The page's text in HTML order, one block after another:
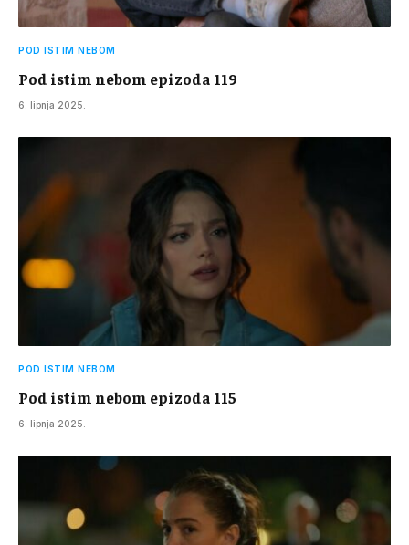
POD ISTIM NEBOM
Pod istim nebom epizoda 119
6. lipnja 2025.
POD ISTIM NEBOM
Pod istim nebom epizoda 115
6. lipnja 2025.